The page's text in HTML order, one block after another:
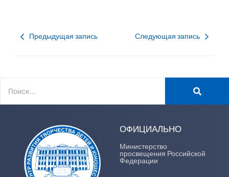
Предыдущая запись Следующая запись
ОФИЦИАЛЬНО
Министерство
просвещения Российской
Федерации